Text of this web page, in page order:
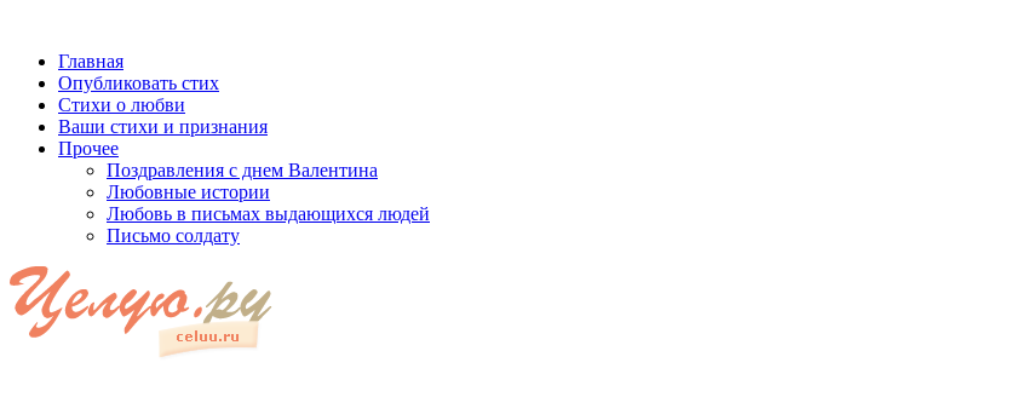
Главная
Опубликовать стих
Стихи о любви
Ваши стихи и признания
Прочее
Поздравления с днем Валентина
Любовные истории
Любовь в письмах выдающихся людей
Письмо солдату